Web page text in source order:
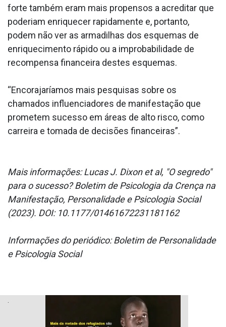
forte também eram mais propensos a acreditar que
poderiam enriquecer rapidamente e, portanto,
podem não ver as armadilhas dos esquemas de
enriquecimento rápido ou a improbabilidade de
recompensa financeira destes esquemas.
“Encorajaríamos mais pesquisas sobre os
chamados influenciadores de manifestação que
prometem sucesso em áreas de alto risco, como
carreira e tomada de decisões financeiras”.
Mais informações: Lucas J. Dixon et al, "O segredo"
para o sucesso? Boletim de Psicologia da Crença na
Manifestação, Personalidade e Psicologia Social
(2023). DOI: 10.1177/01461672231181162
Informações do periódico: Boletim de Personalidade
e Psicologia Social